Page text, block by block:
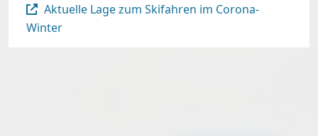
Aktuelle Lage zum Skifahren im Corona-
Winter